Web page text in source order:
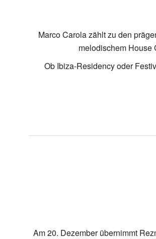
Marco Carola zählt zu den
melodischem House
Ob Ibiza-Residency oder
Am 20. Dezember übernimmt